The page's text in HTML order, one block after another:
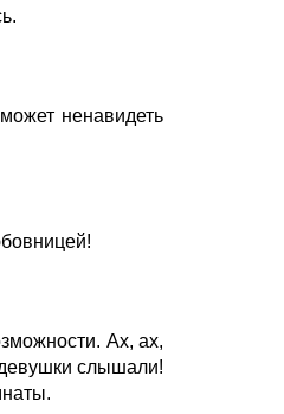
ненавидеть
Ах, ах,
слышали!